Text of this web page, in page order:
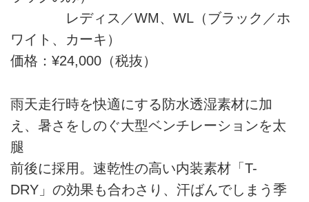
レディス／WM、WL（ブラック／ホ
ワイト、カーキ）
価格：¥24,000（税抜）
雨天走行時を快適にする防水透湿素材に加
え、暑さをしのぐ大型ベンチレーションを太
腿
前後に採用。速乾性の高い内装素材「T-
DRY」の効果も合わさり、汗ばんでしまう季